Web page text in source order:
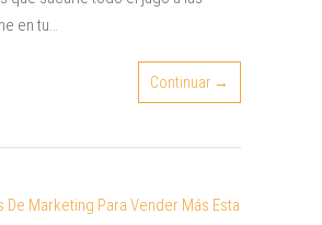
en tu…
Continuar →